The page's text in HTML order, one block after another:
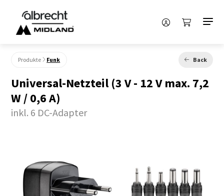
Produkte Funk Back
Universal-Netzteil (3 V - 12 V max. 7,2
W / 0,6 A)
inkl. 6 DC-Adapter